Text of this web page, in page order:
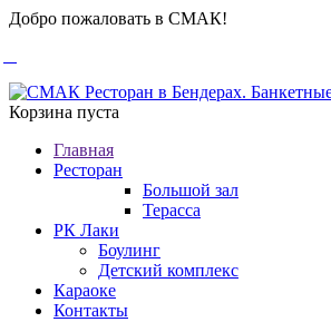
Добро пожаловать в СМАК!
Корзина пуста
Главная
Ресторан
Большой зал
Терасса
РК Лаки
Боулинг
Детский комплекс
Караоке
Контакты